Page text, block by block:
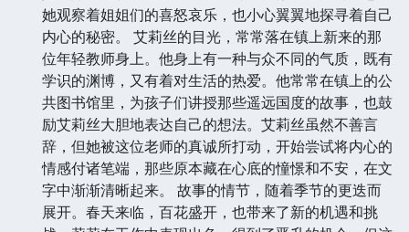
她观察着姐姐们的喜怒哀乐，也小心翼翼地探寻着自己
内心的秘密。 艾莉丝的目光，常常落在镇上新来的那
位年轻教师身上。他身上有一种与众不同的气质，既有
学识的渊博，又有着对生活的热爱。他常常在镇上的公
共图书馆里，为孩子们讲授那些遥远国度的故事，也鼓
励艾莉丝大胆地表达自己的想法。艾莉丝虽然不善言
辞，但她被这位老师的真诚所打动，开始尝试将内心的
情感付诸笔端，那些原本藏在心底的憧憬和不安，在文
字中渐渐清晰起来。 故事的情节，随着季节的更迭而
展开。春天来临，百花盛开，也带来了新的机遇和挑